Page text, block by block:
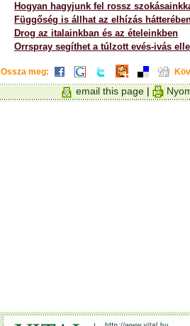
Hogyan hagyjunk fel rossz
Függőség is állhat az elhízás
Drog az italainkban és az ételeinkben
Orrspray segíthet a túlzott evés-ivás
Ossza meg:
email this page |